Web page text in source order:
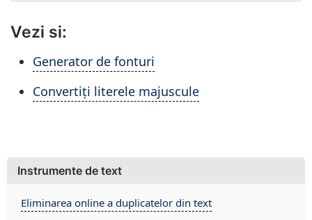
Vezi si:
Generator de fonturi
Convertiți literele majuscule
Instrumente de text
Eliminarea online a duplicatelor din text